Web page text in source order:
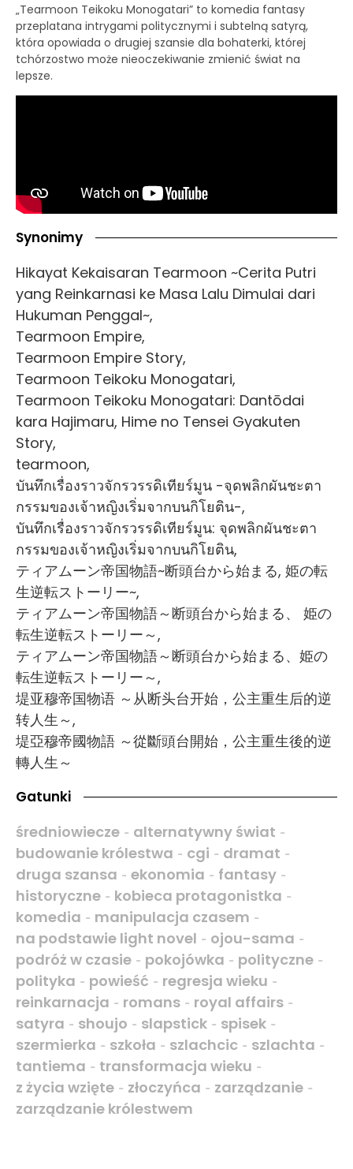
„Tearmoon Teikoku Monogatari” to komedia fantasy
przeplatana intrygami politycznymi i subtelną satyrą,
która opowiada o drugiej szansie dla bohaterki, której
tchórzostwo może nieoczekiwanie zmienić świat na
lepsze.
Synonimy
Hikayat Kekaisaran Tearmoon ~Cerita Putri
yang Reinkarnasi ke Masa Lalu Dimulai dari
Hukuman Penggal~,
Tearmoon Empire,
Tearmoon Empire Story,
Tearmoon Teikoku Monogatari,
Tearmoon Teikoku Monogatari: Dantōdai
kara Hajimaru, Hime no Tensei Gyakuten
Story,
tearmoon,
บันทึกเรื่องราวจักรวรรดิเทียร์มูน -จุดพลิกผันชะตา
กรรมของเจ้าหญิงเริ่มจากบนกิโยติน-,
บันทึกเรื่องราวจักรวรรดิเทียร์มูน: จุดพลิกผันชะตา
กรรมของเจ้าหญิงเริ่มจากบนกิโยติน,
ティアムーン帝国物語~断頭台から始まる, 姫の転
生逆転ストーリー~,
ティアムーン帝国物語～断頭台から始まる、 姫の
転生逆転ストーリー～,
ティアムーン帝国物語～断頭台から始まる、姫の
転生逆転ストーリー～,
堤亚穆帝国物语 ～从断头台开始，公主重生后的逆
转人生～,
堤亞穆帝國物語 ～從斷頭台開始，公主重生後的逆
轉人生～
Gatunki
średniowiecze - alternatywny świat -
budowanie królestwa - cgi - dramat -
druga szansa - ekonomia - fantasy -
historyczne - kobieca protagonistka -
komedia - manipulacja czasem -
na podstawie light novel - ojou-sama -
podróż w czasie - pokojówka - polityczne -
polityka - powieść - regresja wieku -
reinkarnacja - romans - royal affairs -
satyra - shoujo - slapstick - spisek -
szermierka - szkoła - szlachcic - szlachta -
tantiema - transformacja wieku -
z życia wzięte - złoczyńca - zarządzanie -
zarządzanie królestwem